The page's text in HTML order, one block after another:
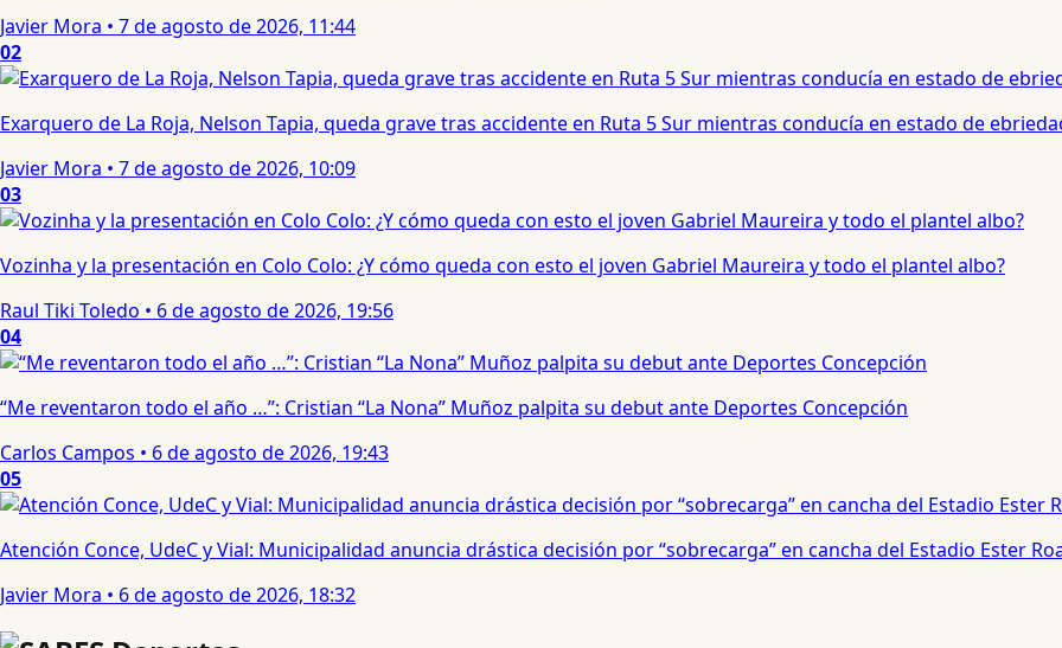
Javier Mora • 7 de agosto de 2026, 11:44
02
Exarquero de La Roja, Nelson Tapia, queda grave tras accidente en Ruta 5 Sur mientras conducía en estado de
Javier Mora • 7 de agosto de 2026, 10:09
03
Vozinha y la presentación en Colo Colo: ¿Y cómo queda con esto el joven Gabriel Maureira y todo el plantel albo?
Raul Tiki Toledo • 6 de agosto de 2026, 19:56
04
“Me reventaron todo el año …”: Cristian “La Nona” Muñoz palpita su debut ante Deportes Concepción
Carlos Campos • 6 de agosto de 2026, 19:43
05
Atención Conce, UdeC y Vial: Municipalidad anuncia drástica decisión por “sobrecarga” en cancha del Estadio Ester
Javier Mora • 6 de agosto de 2026, 18:32